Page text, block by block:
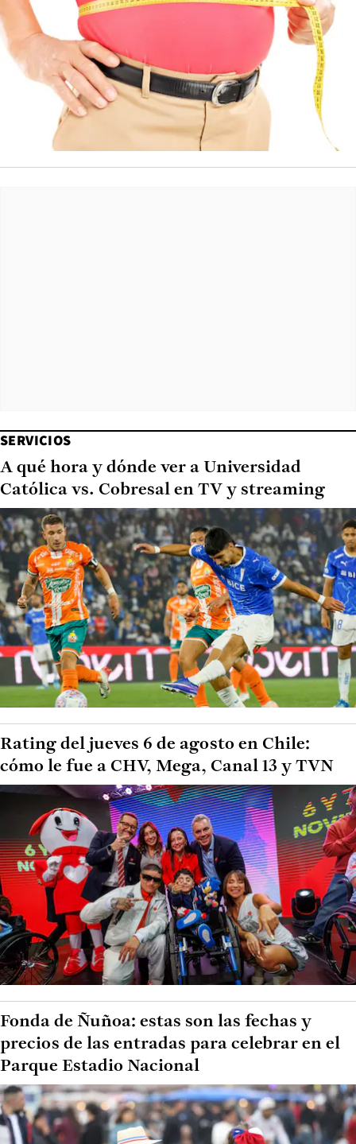
SERVICIOS
A qué hora y dónde ver a Universidad
Católica vs. Cobresal en TV y streaming
Rating del jueves 6 de agosto en Chile:
cómo le fue a CHV, Mega, Canal 13 y TVN
Fonda de Ñuñoa: estas son las fechas y
precios de las entradas para celebrar en el
Parque Estadio Nacional